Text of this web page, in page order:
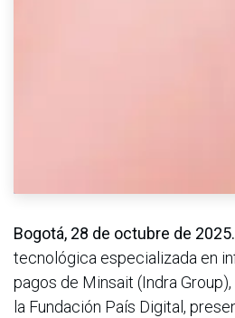
Bogotá, 28 de octubre de 2025.
tecnológica especializada en
pagos de Minsait (Indra
la Fundación País Digital,